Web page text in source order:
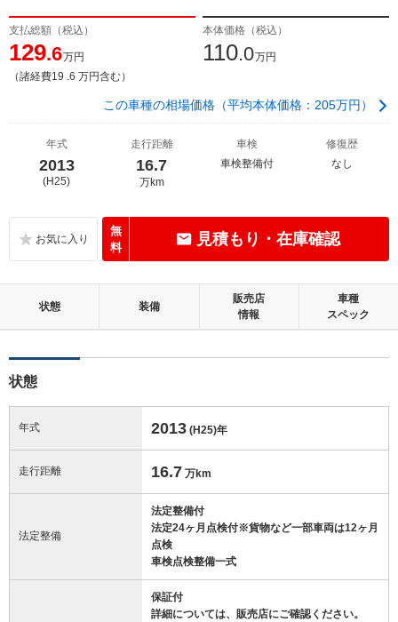
支払総額（税込）
129.6万円
（諸経費19 .6 万円含む）
本体価格（税込）
110.0万円
この車種の相場価格（平均本体価格：205万円）
年式
2013
(H25)
走行距離
16.7
万km
車検
車検整備付
修復歴
なし
無
料
見積もり・在庫確認
状態 装備
販売店
情報
車種
スペック
状態
年式 2013 (H25)年
走行距離 16.7 万km
法定整備
法定整備付
法定24ヶ月点検付※貨物など一部車両は12ヶ月
点検
車検点検整備一式
保証付
詳細については、販売店にご確認ください。